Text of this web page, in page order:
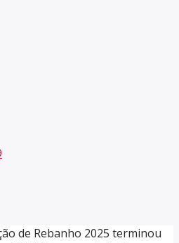
de Rebanho 2025 terminou